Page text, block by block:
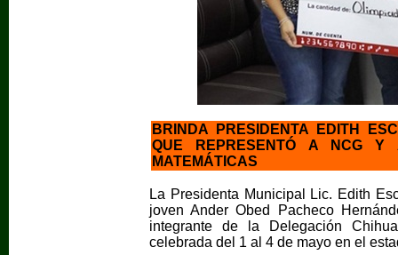
BRINDA PRESIDENTA EDITH
QUE REPRESENTÓ A NCG Y
MATEMÁTICAS
La Presidenta Municipal Lic. Edith
joven Ander Obed Pacheco
integrante de la Delegación
celebrada del 1 al 4 de mayo en el